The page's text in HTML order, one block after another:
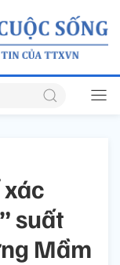
suất
Mầm